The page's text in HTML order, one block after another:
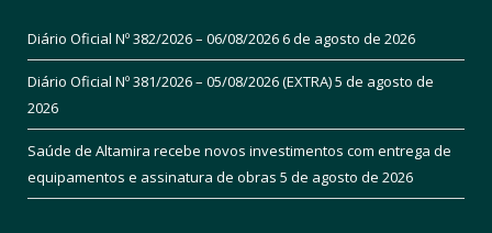
Diário Oficial Nº 382/2026 – 06/08/20266 de agosto de 2026
Diário Oficial Nº 381/2026 – 05/08/2026 (EXTRA)5 de agosto de
2026
Saúde de Altamira recebe novos investimentos com entrega de
equipamentos e assinatura de obras 5 de agosto de 2026